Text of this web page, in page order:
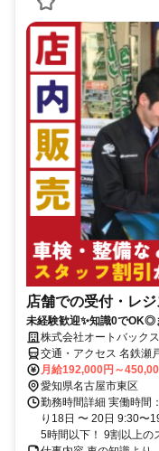
店舗での受付・レ
未経験歓迎✨知識0でOK◎
株式会社オートバック
交通・アクセス 名鉄瀬
月給192,000円～
愛知県名古屋市東区
勤務時間詳細 実働時間
り18日 〜 20日 9:30〜
5時間以下！ 9割以上の